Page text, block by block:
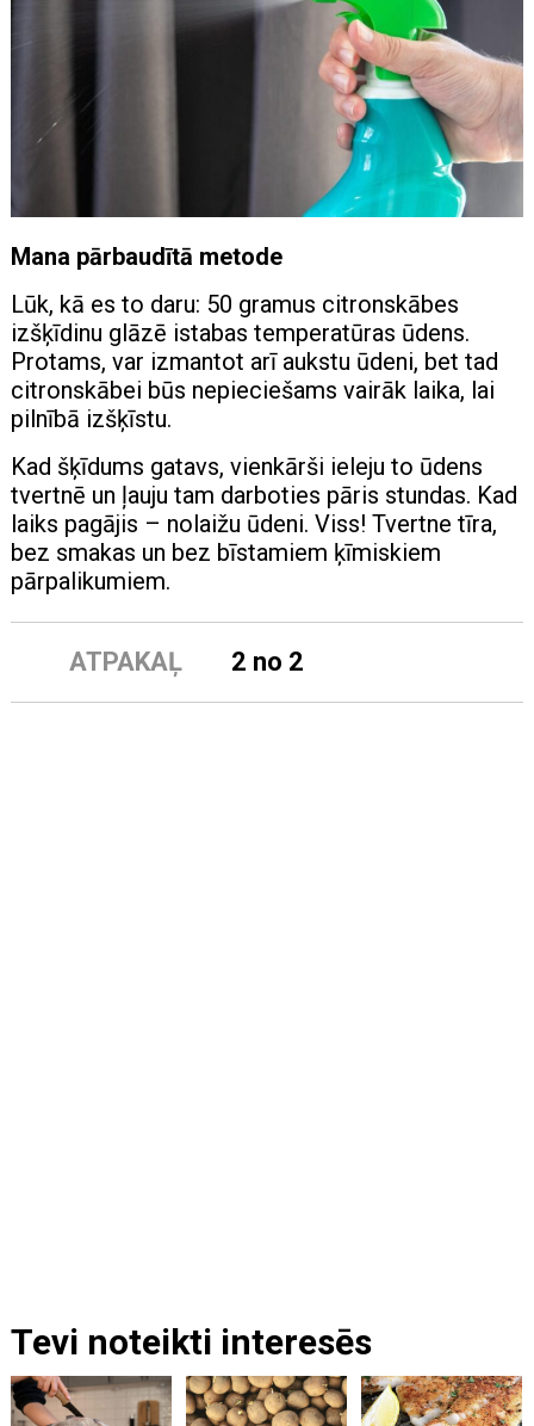
Mana pārbaudītā metode
Lūk, kā es to daru: 50 gramus citronskābes
izšķīdinu glāzē istabas temperatūras ūdens.
Protams, var izmantot arī aukstu ūdeni, bet tad
citronskābei būs nepieciešams vairāk laika, lai
pilnībā izšķīstu.
Kad šķīdums gatavs, vienkārši ieleju to ūdens
tvertnē un ļauju tam darboties pāris stundas. Kad
laiks pagājis – nolaižu ūdeni. Viss! Tvertne tīra,
bez smakas un bez bīstamiem ķīmiskiem
pārpalikumiem.
ATPAKAĻ 2 no 2
Tevi noteikti interesēs